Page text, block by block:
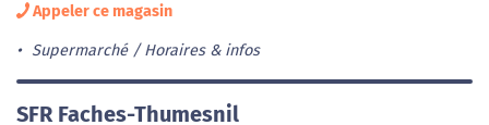
Appeler ce magasin
Supermarché Horaires & infos
SFR Faches-Thumesnil